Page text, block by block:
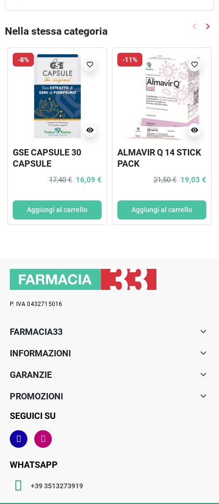
Nella stessa categoria keyboard_arrow_left keyboard_arrow_right
-8%
visibility
favorite_border
GSE CAPSULE 30
CAPSULE
17,40 € 16,09 €
Aggiungi al carrello
-11%
visibility
favorite_border
ALMAVIR Q 14 STICK
PACK
21,50 € 19,03 €
Aggiungi al carrello
P. IVA 0432715016
FARMACIA33 
INFORMAZIONI 
GARANZIE 
PROMOZIONI 
SEGUICI SU
WHATSAPP
+39 3513273919